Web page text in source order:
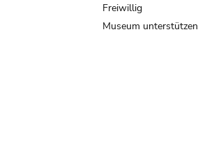
Freiwillig
Museum unterstützen